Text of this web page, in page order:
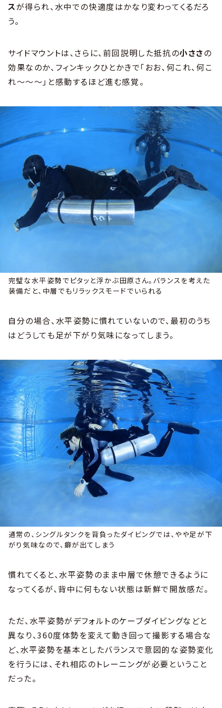
スが得られ、水中での快適度はかなり変わってくるだろ
う。
サイドマウントは、さらに、前回説明した抵抗の小ささの
効果なのか、フィンキックひとかきで「おお、何これ、何こ
れ～～～」と感動するほど進む感覚。
完璧な水平姿勢でピタッと浮かぶ田原さん。バランスを考えた
装備だと、中層でもリラックスモードでいられる
自分の場合、水平姿勢に慣れていないので、最初のうち
はどうしても足が下がり気味になってしまう。
通常の、シングルタンクを背負ったダイビングでは、やや足が下
がり気味なので、癖が出てしまう
慣れてくると、水平姿勢のまま中層で休憩できるように
なってくるが、背中に何もない状態は新鮮で開放感だ。
ただ、水平姿勢がデフォルトのケーブダイビングなどと
異なり、360度体勢を変えて動き回って撮影する場合な
ど、水平姿勢を基本としたバランスで意図的な姿勢変化
を行うには、それ相応のトレーニングが必要ということ
だった。